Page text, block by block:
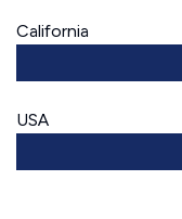
California
USA